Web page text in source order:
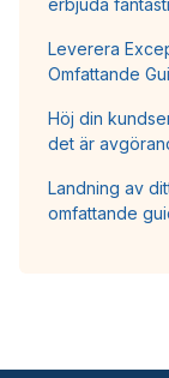
Leverera
Omfattande
Höj din
det är
Landning av
omfattande